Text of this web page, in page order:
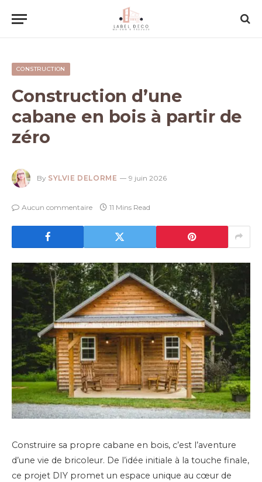
CONSTRUCTION
Construction d’une
cabane en bois à partir de
zéro
By SYLVIE DELORME 9 juin 2026
Aucun commentaire 11 Mins Read
Construire sa propre cabane en bois, c’est l’aventure
d’une vie de bricoleur. De l’idée initiale à la touche finale,
ce projet DIY promet un espace unique au cœur de